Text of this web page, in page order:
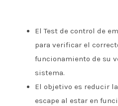
El Test de control de
para verificar el
funcionamiento de su
sistema.
El objetivo es reducir
escape al estar en